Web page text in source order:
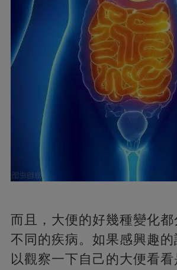
而且，大便的好幾種變化
不同的疾病。如果感興趣
以觀察一下自己的大便看看